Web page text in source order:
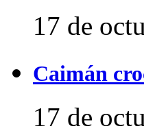
17 de
Caimán
17 de